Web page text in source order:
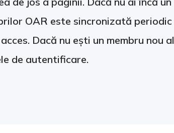
OAR este sincronizată periodic
Dacă nu ești un membru nou al
de autentificare.